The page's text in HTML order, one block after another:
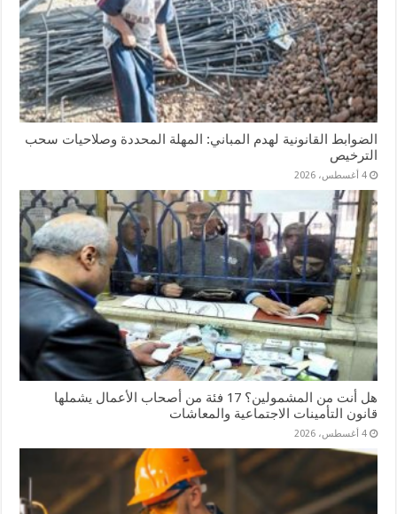
الضوابط القانونية لهدم المباني: المهلة المحددة وصلاحيات سحب
الترخيص
4 أغسطس، 2026
هل أنت من المشمولين؟ 17 فئة من أصحاب الأعمال يشملها
قانون التأمينات الاجتماعية والمعاشات
4 أغسطس، 2026